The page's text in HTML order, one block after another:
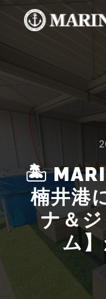
🏝
楠井港
ナ＆
ム】